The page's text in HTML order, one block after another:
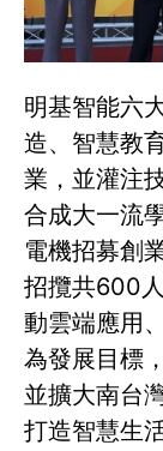
明基智能六
造、智慧教
業，並灌注
合成大一流
電機招募創
招攬共600
動雲端應用
為發展目標
並擴大南台
打造智慧生